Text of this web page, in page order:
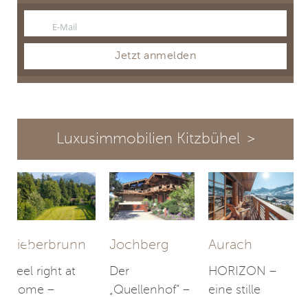
EmailE-Mail
Jetzt anmelden
Luxusimmobilien Kitzbühel
Fieberbrunn
Feel right at
home –
Jochberg
Der
„Quellenhof“ –
Aurach
HORIZON –
eine stille